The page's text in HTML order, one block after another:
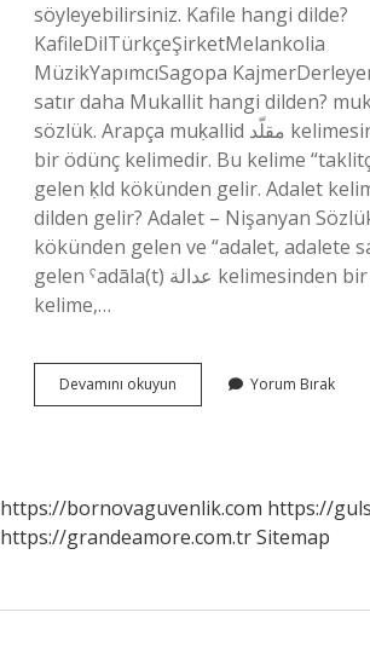
söyleyebilirsiniz. Kafile hangi dilde?
KafileDilTürkçeŞirketMelankolia
MüzikYapımcıSagopa
satır daha Mukallit hangi dilden?
sözlük. Arapça muḳallid مقلّد kelimesinden alınmış
bir ödünç kelimedir. Bu kelime
gelen ḳld kökünden gelir. Adalet
dilden gelir? Adalet – Nişanyan
kökünden gelen ve “adalet, adalete
gelen ˁadāla(t) عدالة kelimesinden bir alıntıdır. Bu
kelime,…
Devamını okuyun
Hangi
Yorum Bırak
https://bornovaguvenlik.com https://
https://grandeamore.com.trSitemap